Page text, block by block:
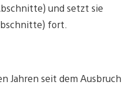
und setzt sie
fort.
Jahren seit dem Ausbruch